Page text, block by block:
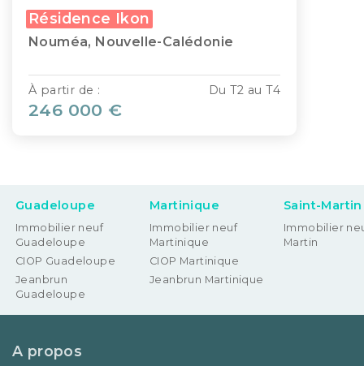
Résidence Ikon
Nouméa, Nouvelle-Calédonie
Du T2 au T4
À partir de :
246 000 €
Guadeloupe
Immobilier neuf
Guadeloupe
CIOP Guadeloupe
Jeanbrun
Guadeloupe
Martinique
Immobilier neuf
Martinique
CIOP Martinique
Jeanbrun Martinique
Saint-Martin
Immobilier
Martin
A propos